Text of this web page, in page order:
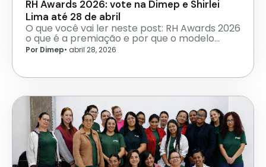
RH Awards 2026: vote na Dimep e Shirlei
Lima até 28 de abril
O que você vai ler neste post: RH Awards 2026
o que é a premiação e por que o modelo…
Por Dimep• abril 28, 2026